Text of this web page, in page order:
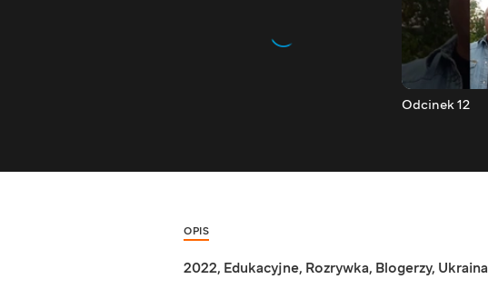
Odcinek 12
OPIS
2022, Edukacyjne, Rozrywka, Blogerzy, Ukraina